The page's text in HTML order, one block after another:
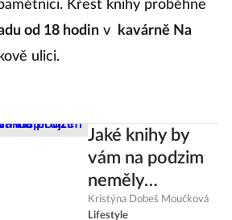
podnikání, bydlení, sportu
se s nimi v rozhovorech dělí
ulici.
Jaké knihy by